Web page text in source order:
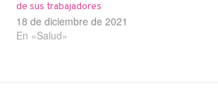
de sus trabajadores
18 de diciembre de 2021
En «Salud»